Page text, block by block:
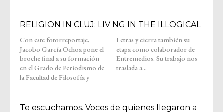
RELIGION IN CLUJ: LIVING IN THE ILLOGICAL
Con este fotorreportaje,
Jacobo García Ochoa pone el
broche final a su formación
en el Grado de Periodismo de
la Facultad de Filosofía y
Letras y cierra también su
etapa como colaborador de
Entremedios. Su trabajo nos
traslada a...
Te escuchamos. Voces de quienes llegaron a